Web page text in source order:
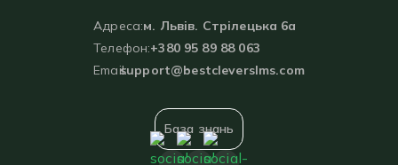
Адреса:м. Львів. Стрілецька 6а
Телефон:+380 95 89 88 063
Email:support@bestcleverslms.com
База знань